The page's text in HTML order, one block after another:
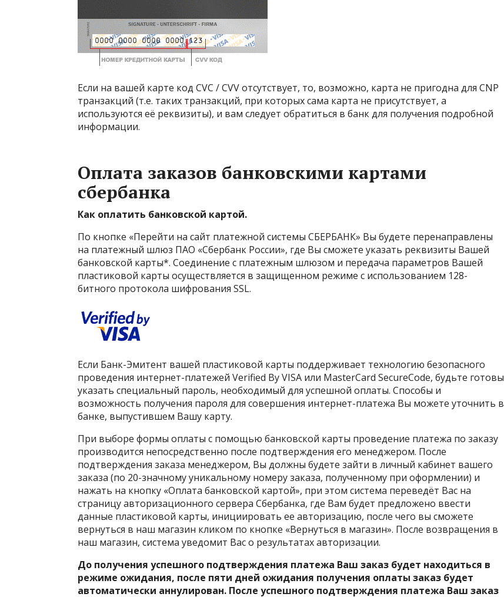
Если на вашей карте код CVC / CVV отсутствует, то, возможно, карта не пригодна для CNP
транзакций (т.е. таких транзакций, при которых сама карта не присутствует, а
используются её реквизиты), и вам следует обратиться в банк для получения подробной
информации.
Оплата заказов банковскими картами
сбербанка
Как оплатить банковской картой.
По кнопке «Перейти на сайт платежной системы СБЕРБАНК» Вы будете перенаправлены
на платежный шлюз ПАО «Сбербанк России», где Вы сможете указать реквизиты Вашей
банковской карты*. Соединение с платежным шлюзом и передача параметров Вашей
пластиковой карты осуществляется в защищенном режиме с использованием 128-
битного протокола шифрования SSL.
Если Банк-Эмитент вашей пластиковой карты поддерживает технологию безопасного
проведения интернет-платежей Verified By VISA или MasterCard SecureCode, будьте готовы
указать специальный пароль, необходимый для успешной оплаты. Способы и
возможность получения пароля для совершения интернет-платежа Вы можете уточнить в
банке, выпустившем Вашу карту.
При выборе формы оплаты с помощью банковской карты проведение платежа по заказу
производится непосредственно после подтверждения его менеджером. После
подтверждения заказа менеджером, Вы должны будете зайти в личный кабинет вашего
заказа (по 20-значному уникальному номеру заказа, полученному при оформлении) и
нажать на кнопку «Оплата банковской картой», при этом система переведёт Вас на
страницу авторизационного сервера Сбербанка, где Вам будет предложено ввести
данные пластиковой карты, инициировать ее авторизацию, после чего вы сможете
вернуться в наш магазин кликом по кнопке «Вернуться в магазин». После возвращения в
наш магазин, система уведомит Вас о результатах авторизации.
До получения успешного подтверждения платежа Ваш заказ будет находиться в
режиме ожидания, после пяти дней ожидания получения оплаты заказ будет
автоматически аннулирован. После успешного подтверждения платежа Ваш заказ